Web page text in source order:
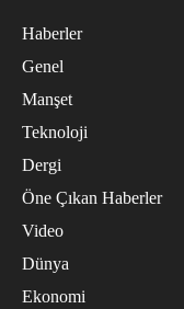
Haberler
Genel
Manşet
Teknoloji
Dergi
Öne Çıkan Haberler
Video
Dünya
Ekonomi